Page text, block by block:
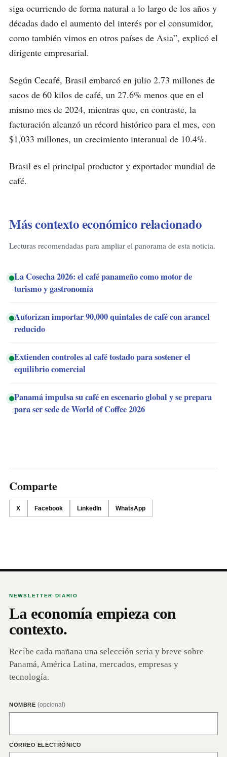
siga ocurriendo de forma natural a lo largo de los años y
décadas dado el aumento del interés por el consumidor,
como también vimos en otros países de Asia”, explicó el
dirigente empresarial.
Según Cecafé, Brasil embarcó en julio 2.73 millones de
sacos de 60 kilos de café, un 27.6% menos que en el
mismo mes de 2024, mientras que, en contraste, la
facturación alcanzó un récord histórico para el mes, con
$1,033 millones, un crecimiento interanual de 10.4%.
Brasil es el principal productor y exportador mundial de
café.
Más contexto económico relacionado
Lecturas recomendadas para ampliar el panorama de esta noticia.
La Cosecha 2026: el café panameño como motor de
turismo y gastronomía
Autorizan importar 90,000 quintales de café con arancel
reducido
Extienden controles al café tostado para sostener el
equilibrio comercial
Panamá impulsa su café en escenario global y se prepara
para ser sede de World of Coffee 2026
Comparte
X Facebook LinkedIn WhatsApp
NEWSLETTER DIARIO
La economía empieza con
contexto.
Recibe cada mañana una selección seria y breve sobre
Panamá, América Latina, mercados, empresas y
tecnología.
NOMBRE (opcional)
CORREO ELECTRÓNICO